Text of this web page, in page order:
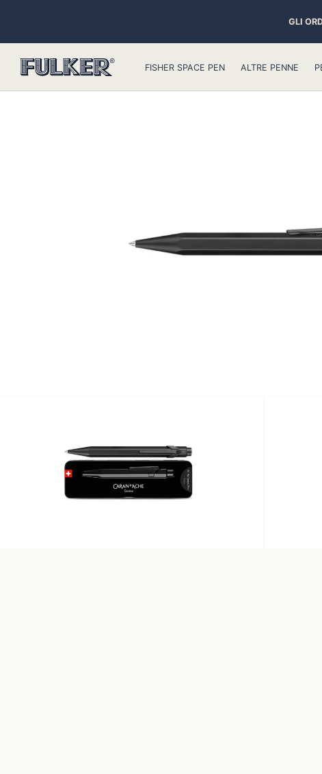
GLI
FISHER SPACE PEN ALTRE PENNE